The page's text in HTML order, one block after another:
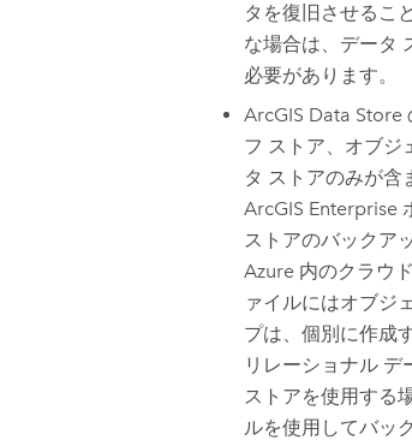
タを復旧させるこ
な場合は、データ
必要があります。
ArcGIS Data Store
フ ストア、オブジ
タ ストアのみが含
ArcGIS Enterprise
ストアのバックア
Azure内のクラウ
ァイルにはオブジ
プは、個別に作成
リレーショナル デ
ストアを使用する
ルを使用してバッ